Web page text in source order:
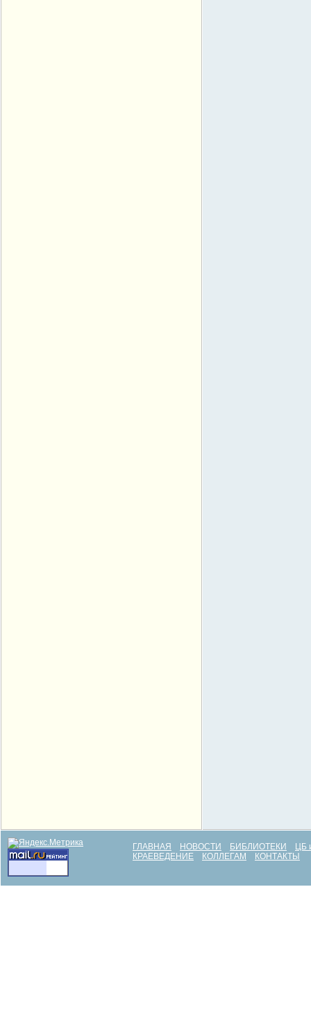
ГЛАВНАЯ НОВОСТИ БИБЛИОТЕКИ
ЦБ
КРАЕВЕДЕНИЕ
КОЛЛЕГАМ КОНТАКТЫ